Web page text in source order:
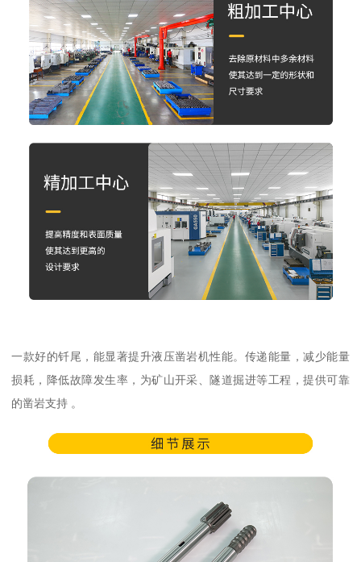
一款好的钎尾，能显著提升液压凿岩机性能。传递能量，减少能量
损耗，降低故障发生率，为矿山开采、隧道掘进等工程，提供可靠
的凿岩支持 。